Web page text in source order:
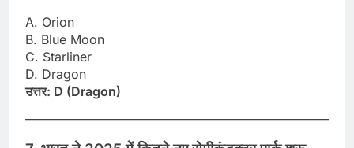
A. Orion
B. Blue Moon
C. Starliner
D. Dragon
उत्तर: D (Dragon)